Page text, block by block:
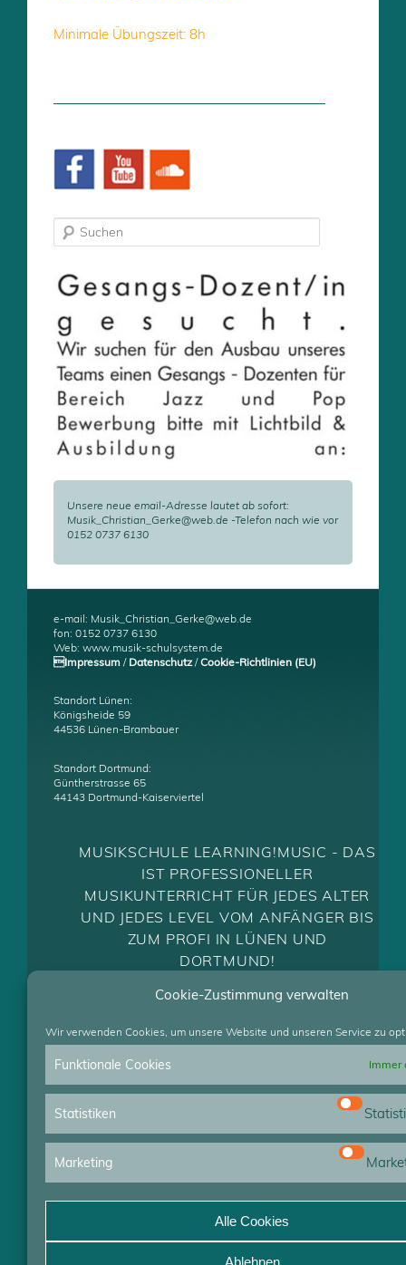
Cookie-Zustimmung verwalten
Wir verwenden Cookies, um unsere Website und unseren Service zu
Funktionale Cookies Immer
Statistiken
Marketing
Alle Cookies
Ablehnen
Minimale Übungszeit: 8h
Suchen
Unsere neue email-Adresse lautet ab sofort:
Musik_Christian_Gerke@web.de -Telefon nach wie vor
0152 0737 6130
e-mail: Musik_Christian_Gerke@web.de
fon: 0152 0737 6130
Web: www.musik-schulsystem.de
Impressum / Datenschutz /Cookie-Richtlinien (EU)
Standort Lünen:
Königsheide 59
44536 Lünen-Brambauer
Standort Dortmund:
Güntherstrasse 65
44143 Dortmund-Kaiserviertel
MUSIKSCHULE LEARNING!MUSIC - DAS
IST PROFESSIONELLER
MUSIKUNTERRICHT FÜR JEDES ALTER
UND JEDES LEVEL VOM ANFÄNGER BIS
ZUM PROFI IN LÜNEN UND
DORTMUND!